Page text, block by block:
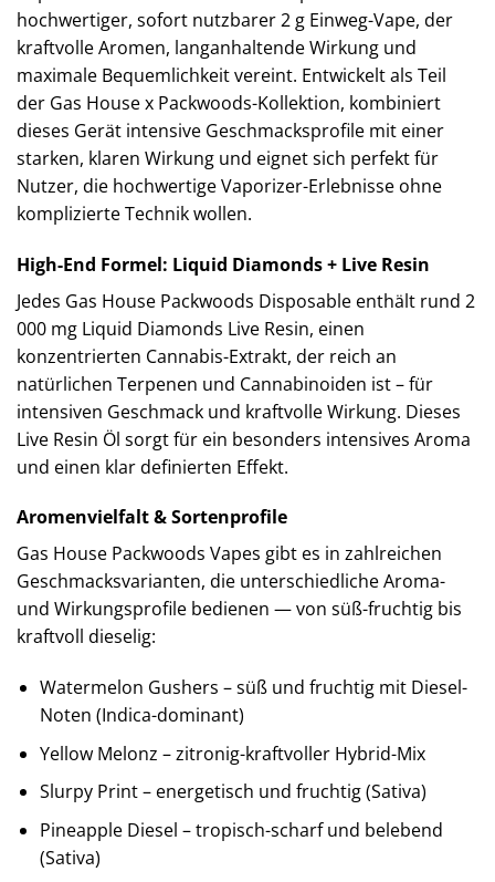
hochwertiger, sofort nutzbarer 2 g Einweg-Vape, der
kraftvolle Aromen, langanhaltende Wirkung und
maximale Bequemlichkeit vereint. Entwickelt als Teil
der Gas House x Packwoods-Kollektion, kombiniert
dieses Gerät intensive Geschmacksprofile mit einer
starken, klaren Wirkung und eignet sich perfekt für
Nutzer, die hochwertige Vaporizer-Erlebnisse ohne
komplizierte Technik wollen.
High-End Formel: Liquid Diamonds + Live Resin
Jedes Gas House Packwoods Disposable enthält rund 2
000 mg Liquid Diamonds Live Resin, einen
konzentrierten Cannabis-Extrakt, der reich an
natürlichen Terpenen und Cannabinoiden ist – für
intensiven Geschmack und kraftvolle Wirkung. Dieses
Live Resin Öl sorgt für ein besonders intensives Aroma
und einen klar definierten Effekt.
Aromenvielfalt & Sortenprofile
Gas House Packwoods Vapes gibt es in zahlreichen
Geschmacksvarianten, die unterschiedliche Aroma-
und Wirkungsprofile bedienen — von süß-fruchtig bis
kraftvoll dieselig:
Watermelon Gushers – süß und fruchtig mit Diesel-
Noten (Indica-dominant)
Yellow Melonz – zitronig-kraftvoller Hybrid-Mix
Slurpy Print – energetisch und fruchtig (Sativa)
Pineapple Diesel – tropisch-scharf und belebend
(Sativa)